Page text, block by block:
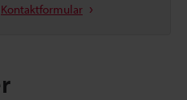
Kontaktformular